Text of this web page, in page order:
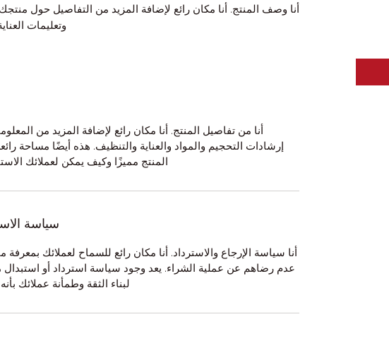
وتعليمات
أنا من تفاصيل المنتج. أنا مكان رائع لإضافة المزيد من
إرشادات التحجيم والمواد والعناية والتنظيف. هذه أيضًا مساحة
المنتج مميزًا وكيف يمكن لعملائك
سياسة
أنا سياسة الإرجاع والاسترداد. أنا مكان رائع للسماح لعملائك
عدم رضاهم عن عملية الشراء. يعد وجود سياسة استرداد أو استبدال
لبناء الثقة وطمأنة عملائك